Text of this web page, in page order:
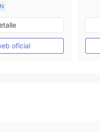
años
en Australia
Creación Mercado Forex (MM)
de MT4
oficial